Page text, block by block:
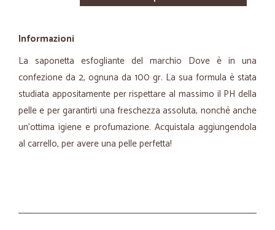
Informazioni
La saponetta esfogliante del marchio Dove è in una
confezione da 2, ognuna da 100 gr. La sua formula è stata
studiata appositamente per rispettare al massimo il PH della
pelle e per garantirti una freschezza assoluta, nonché anche
un’ottima igiene e profumazione. Acquistala aggiungendola
al carrello, per avere una pelle perfetta!